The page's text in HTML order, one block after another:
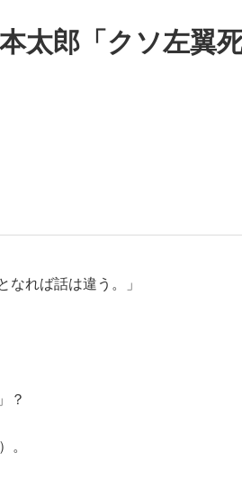
聞... 「クマが悪者扱いされ
もっと見る
太郎「クソ左翼
なれば話は違う。」
？
。